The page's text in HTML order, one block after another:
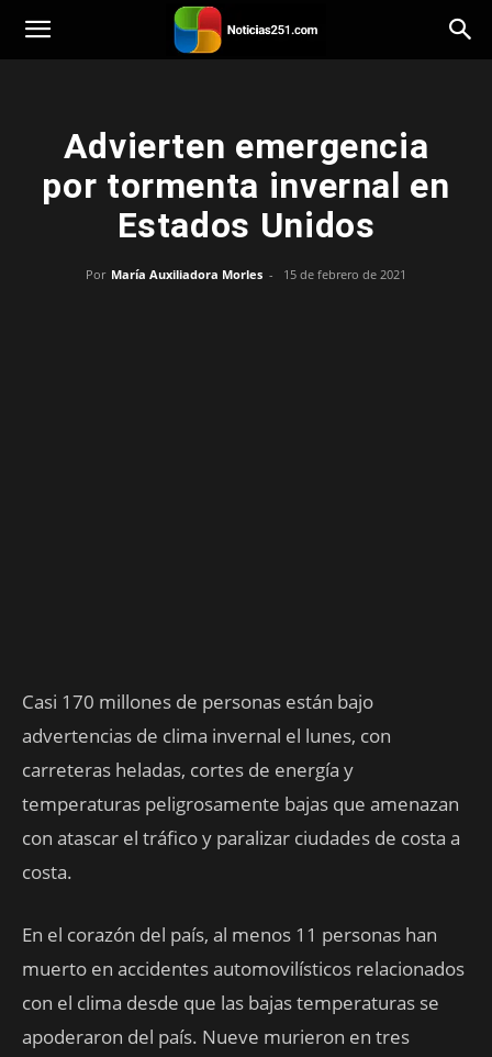
Noticias251
Advierten emergencia
por tormenta invernal en
Estados Unidos
Por María Auxiliadora Morles - 15 de febrero de 2021
Casi 170 millones de personas están bajo
advertencias de clima invernal el lunes, con
carreteras heladas, cortes de energía y
temperaturas peligrosamente bajas que amenazan
con atascar el tráfico y paralizar ciudades de costa a
costa.
En el corazón del país, al menos 11 personas han
muerto en accidentes automovilísticos relacionados
con el clima desde que las bajas temperaturas se
apoderaron del país. Nueve murieron en tres